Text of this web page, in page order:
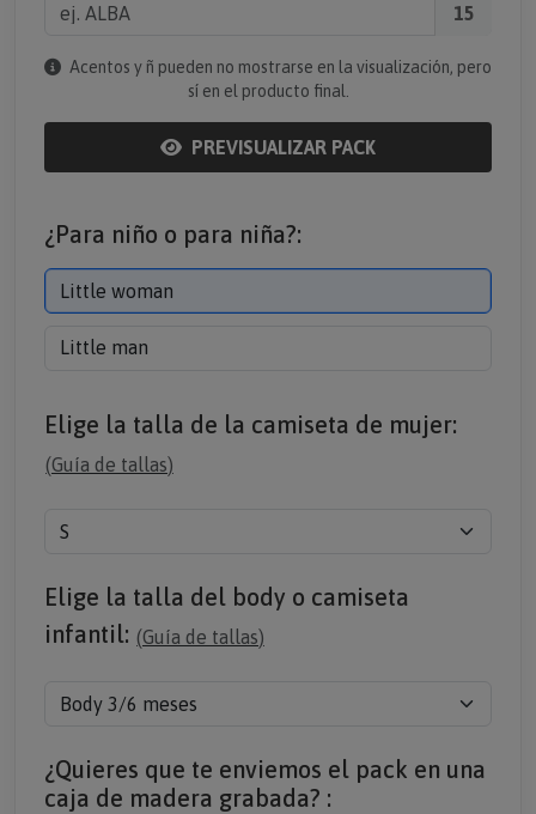
15
Acentos y ñ pueden no mostrarse en la visualización, pero
sí en el producto final.
PREVISUALIZAR PACK
¿Para niño o para niña?:
Little woman
Little man
Elige la talla de la camiseta de mujer:
(Guía de tallas)
Elige la talla del body o camiseta
infantil: (Guía de tallas)
¿Quieres que te enviemos el pack en una
caja de madera grabada? :